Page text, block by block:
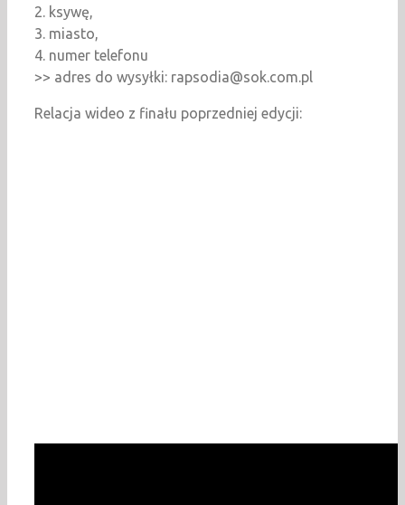
2. ksywę,
3. miasto,
4. numer telefonu
>> adres do wysyłki: rapsodia@sok.com.pl
Relacja wideo z finału poprzedniej edycji: